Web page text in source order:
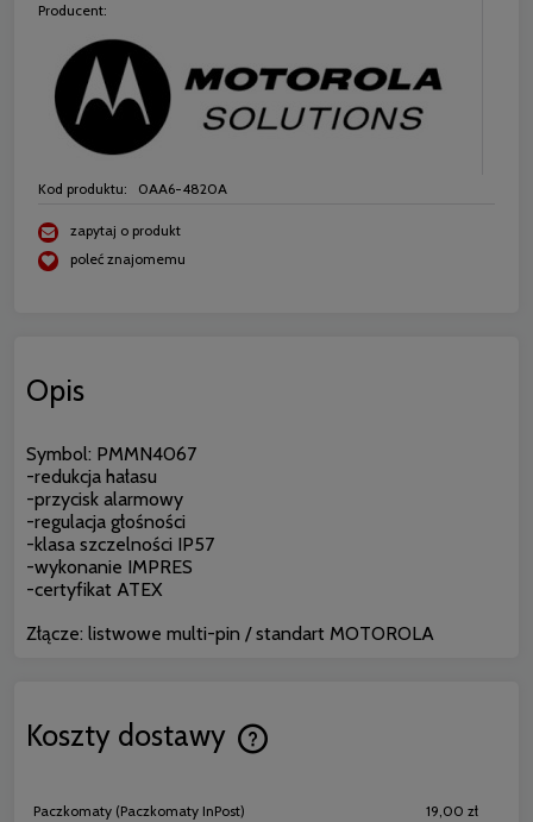
Producent:
Kod produktu: 0AA6-4820A
zapytaj o produkt
poleć znajomemu
Opis
Symbol: PMMN4067
-redukcja hałasu
-przycisk alarmowy
-regulacja głośności
-klasa szczelności IP57
-wykonanie IMPRES
-certyfikat ATEX
Złącze: listwowe multi-pin / standart MOTOROLA
Koszty dostawy
Cena nie zawiera ewentualnych
Paczkomaty (Paczkomaty InPost) 19,00 zł